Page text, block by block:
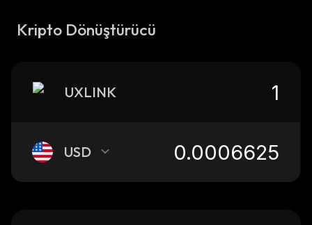
Kripto Dönüştürücü
UXLINK
USD